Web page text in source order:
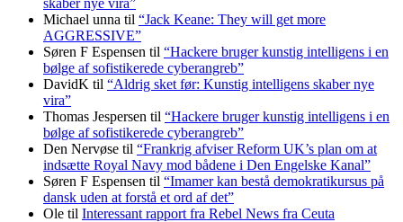
Michael unna til “Jack Keane: They will get more
AGGRESSIVE”
Søren F Espensen til “Hackere bruger kunstig intelligens i en
bølge af sofistikerede cyberangreb”
DavidK til “Aldrig sket før: Kunstig intelligens skaber nye
vira”
Thomas Jespersen til “Hackere bruger kunstig intelligens i en
bølge af sofistikerede cyberangreb”
Den Nervøse til “Frankrig afviser Reform UK’s plan om at
indsætte Royal Navy mod bådene i Den Engelske Kanal”
Søren F Espensen til “Imamer kan bestå demokratikursus på
dansk uden at forstå et ord af det”
Ole til Interessant rapport fra Rebel News fra Ceuta